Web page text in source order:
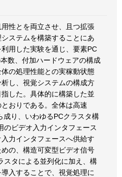
性とを両立させ、且つ拡張
ステムを構築することにあ
用した実験を通じ、要素PC
数、付加ハードウェアの構成
の処理性能との実稼動状態
し、視覚システムの構成方
した。具体的に構築した並
おりである。全体は高速
成り、いわゆるPCクラスタ構
のビデオ入力インタフェース
力インタフェースへ供給す
の、構造可変型ビデオ信号
スタによる並列化に加え、構
入することで、視覚処理に